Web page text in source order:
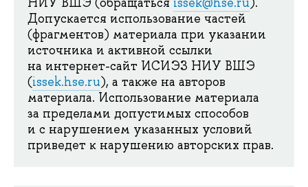
Допускается использование частей
(фрагментов) материала при указании
источника и активной ссылки
на интернет-сайт ИСИЭЗ НИУ ВШЭ
(issek.hse.ru), а также на авторов
материала. Использование материала
за пределами допустимых способов
и с нарушением указанных условий
приведет к нарушению авторских прав.